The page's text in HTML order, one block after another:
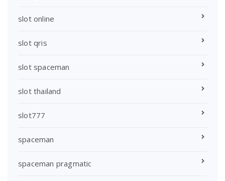
slot online
slot qris
slot spaceman
slot thailand
slot777
spaceman
spaceman pragmatic